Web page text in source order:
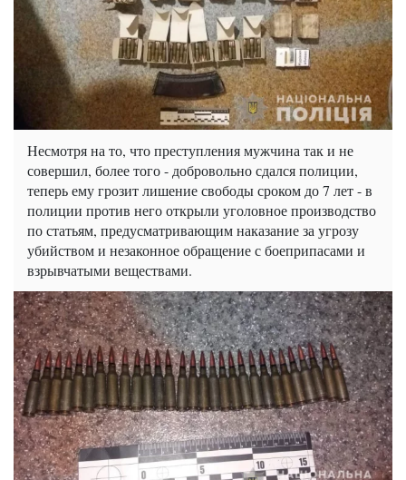
Несмотря на то, что преступления мужчина так и не
совершил, более того - добровольно сдался полиции,
теперь ему грозит лишение свободы сроком до 7 лет - в
полиции против него открыли уголовное производство
по статьям, предусматривающим наказание за угрозу
убийством и незаконное обращение с боеприпасами и
взрывчатыми веществами.